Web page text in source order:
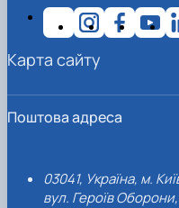
Поштова адреса
03041, Україна, м.
вул. Героїв
Карта сайту